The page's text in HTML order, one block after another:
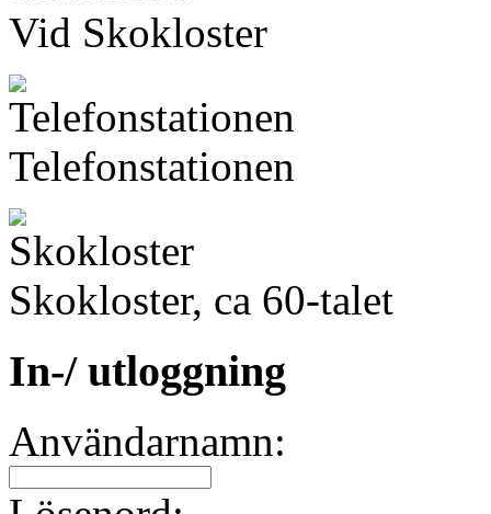
Vid Skokloster
Telefonstationen
Skokloster, ca 60-talet
In-/ utloggning
Användarnamn: